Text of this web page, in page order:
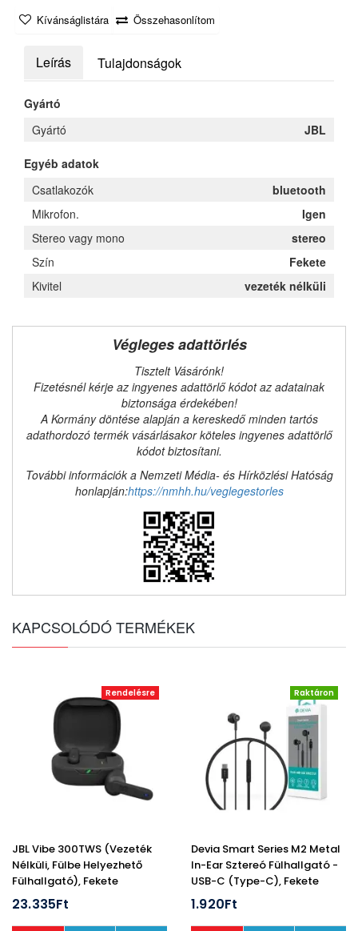
Kívánságlistára Összehasonlítom
Leírás Tulajdonságok
Gyártó
Gyártó
JBL
Egyéb adatok
Csatlakozók
bluetooth
Mikrofon.
Igen
Stereo vagy mono
stereo
Szín
Fekete
Kivitel
vezeték nélküli
Végleges adattörlés
Tisztelt Vásárónk!
Fizetésnél kérje az ingyenes adattörlő kódot az adatainak
biztonsága érdekében!
A Kormány döntése alapján a kereskedő minden tartós
adathordozó termék vásárlásakor köteles ingyenes adattörlő
kódot biztosítani.
További információk a Nemzeti Média- és Hírközlési Hatóság
honlapján:https://nmhh.hu/veglegestorles
KAPCSOLÓDÓ TERMÉKEK
Rendelésre
JBL Vibe 300TWS (Vezeték
Nélküli, Fülbe Helyezhető
Fülhallgató), Fekete
23.335Ft
Raktáron
Devia Smart Series M2 Metal
In-Ear Sztereó Fülhallgató -
USB-C (Type-C), Fekete
1.920Ft